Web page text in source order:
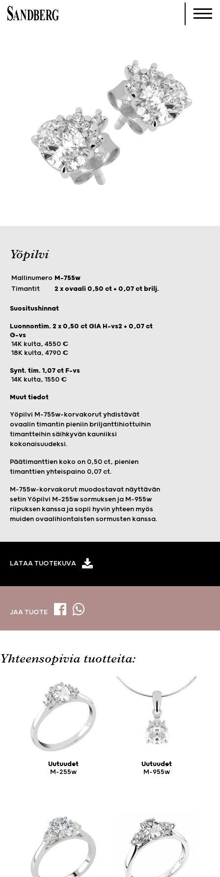
Yöpilvi
Mallinumero M-755w
Timantit
2 x ovaali 0,50 ct + 0,07 ct brilj.
Suositushinnat
Luonnontim. 2 x 0,50 ct GIA H-vs2 + 0,07 ct
G-vs
14K kulta, 4550 €
18K kulta, 4790 €
Synt. tim. 1,07 ct F-vs
14K kulta, 1550 €
Muut tiedot
Yöpilvi M-755w-korvakorut yhdistävät
ovaalin timantin pieniin briljanttihiottuihin
timantteihin säihkyvän kauniiksi
kokonaisuudeksi.
Päätimanttien koko on 0,50 ct, pienien
timanttien yhteispaino 0,07 ct.
M-755w-korvakorut muodostavat näyttävän
setin Yöpilvi M-255w sormuksen ja M-955w
riipuksen kanssa ja sopii hyvin yhteen myös
muiden ovaalihiontaisten sormusten kanssa.
LATAA TUOTEKUVA
JAA TUOTE
Yhteensopivia tuotteita:
Uutuudet
M-255w
Uutuudet
M-955w